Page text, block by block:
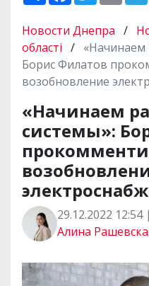
ш
р
и
т
и
c
b
o
o
k
t
e
r
a
l
Новости Днепра /
області / «Начинаем
Борис Филатов
возобновление
«Начинаем
системы»:
29.12.2022 12:54 |
Алина